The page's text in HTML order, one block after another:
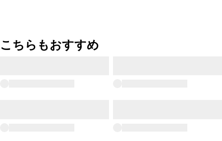
こちらもおすすめ